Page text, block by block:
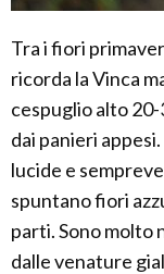
Tra i fiori
ricorda la Vinca
cespuglio alto
dai panieri
lucide e
spuntano fiori
parti. Sono molto
dalle venature